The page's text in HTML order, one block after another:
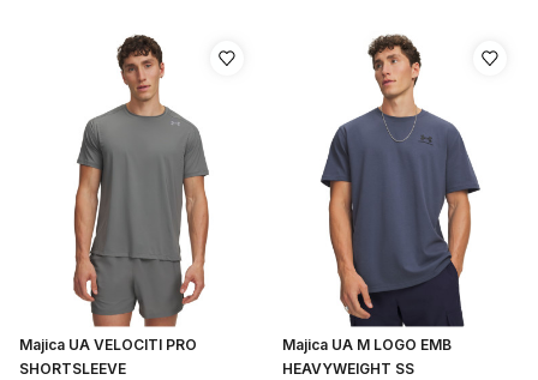
Majica UA VELOCITI PRO
SHORTSLEEVE
Majica UA M LOGO EMB
HEAVYWEIGHT SS